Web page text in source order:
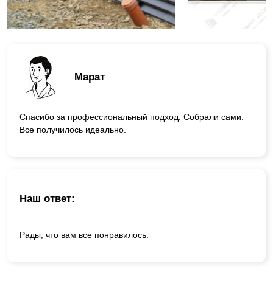
Марат
Спасибо за профессиональный подход. Собрали сами.
Все получилось идеально.
Наш ответ:
Рады, что вам все понравилось.